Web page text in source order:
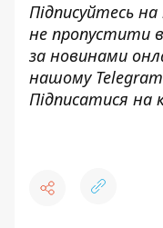
Підписуйтесь
не пропустити
за новинами
нашому
Підписатися на